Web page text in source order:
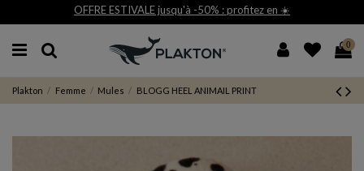
Livraison et retour gratuit 30j*
0
Plakton Femme Mules BLOGG HEEL ANIMAIL PRINT